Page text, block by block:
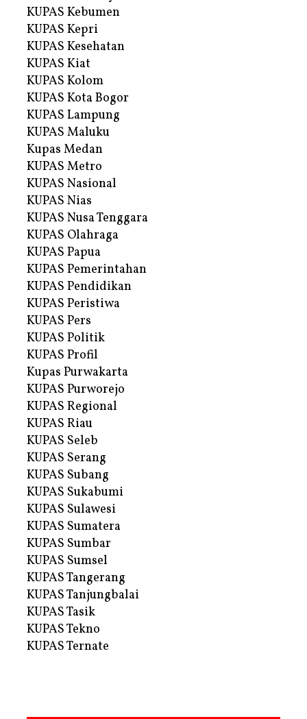
KUPAS Kebumen
KUPAS Kepri
KUPAS Kesehatan
KUPAS Kiat
KUPAS Kolom
KUPAS Kota Bogor
KUPAS Lampung
KUPAS Maluku
Kupas Medan
KUPAS Metro
KUPAS Nasional
KUPAS Nias
KUPAS Nusa Tenggara
KUPAS Olahraga
KUPAS Papua
KUPAS Pemerintahan
KUPAS Pendidikan
KUPAS Peristiwa
KUPAS Pers
KUPAS Politik
KUPAS Profil
Kupas Purwakarta
KUPAS Purworejo
KUPAS Regional
KUPAS Riau
KUPAS Seleb
KUPAS Serang
KUPAS Subang
KUPAS Sukabumi
KUPAS Sulawesi
KUPAS Sumatera
KUPAS Sumbar
KUPAS Sumsel
KUPAS Tangerang
KUPAS Tanjungbalai
KUPAS Tasik
KUPAS Tekno
KUPAS Ternate